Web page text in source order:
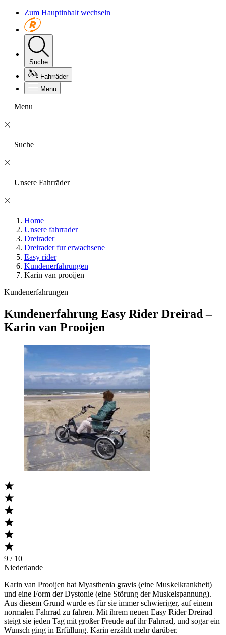
Zum Hauptinhalt wechseln
Suche
Fahrräder
Menu
Menu
Suche
Unsere Fahrräder
Home
Unsere fahrrader
Dreirader
Dreirader fur erwachsene
Easy rider
Kundenerfahrungen
Karin van prooijen
Kundenerfahrungen
Kundenerfahrung Easy Rider Dreirad –
Karin van Prooijen
9 / 10
Niederlande
Karin van Prooijen hat Myasthenia gravis (eine Muskelkrankheit)
und eine Form der Dystonie (eine Störung der Muskelspannung).
Aus diesem Grund wurde es für sie immer schwieriger, auf einem
normalen Fahrrad zu fahren. Mit ihrem neuen Easy Rider Dreirad
steigt sie jeden Tag mit großer Freude auf ihr Fahrrad, und sogar ein
Wunsch ging in Erfüllung. Karin erzählt mehr darüber.